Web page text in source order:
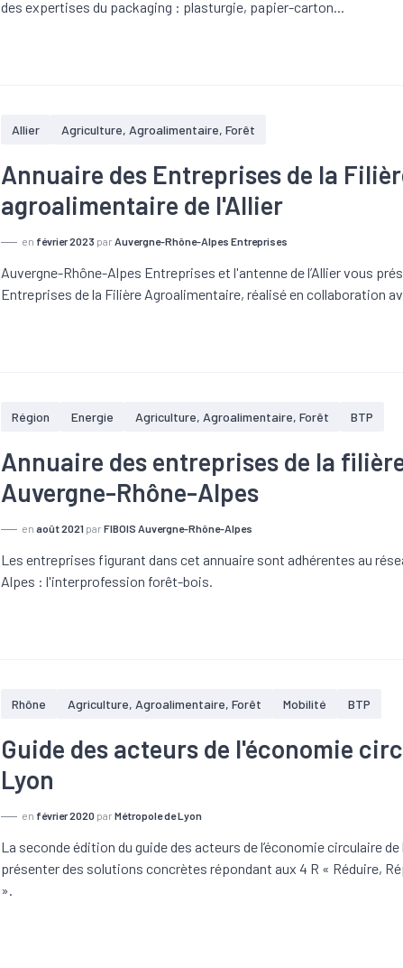
des expertises du packaging : plasturgie, papier-carton...
Allier Agriculture, Agroalimentaire, Forêt
Annuaire des Entreprises de la
agroalimentaire de l'Allier
en février 2023 parAuvergne-Rhône-Alpes Entreprises
Auvergne-Rhône-Alpes Entreprises et l'antenne de l’Allier vous
Entreprises de la Filière Agroalimentaire, réalisé en collaboration
Région Energie Agriculture, Agroalimentaire, Forêt BTP
Annuaire des entreprises de la
Auvergne-Rhône-Alpes
enaoût 2021 parFIBOIS Auvergne-Rhône-Alpes
Les entreprises figurant dans cet annuaire sont adhérentes au
Alpes : l'interprofession forêt-bois.
Rhône Agriculture, Agroalimentaire, Forêt Mobilité BTP
Guide des acteurs de l'économie
Lyon
en février 2020 parMétropole de Lyon
La seconde édition du guide des acteurs de l’économie circulaire
présenter des solutions concrètes répondant aux 4 R « Réduire,
».